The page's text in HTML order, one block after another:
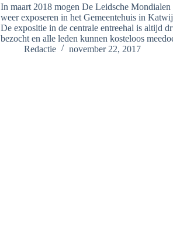
In maart 2018 mogen De Leidsche Mondialen
weer exposeren in het Gemeentehuis in
De expositie in de centrale entreehal is altijd
bezocht en alle leden kunnen kosteloos
Redactie
november 22, 2017